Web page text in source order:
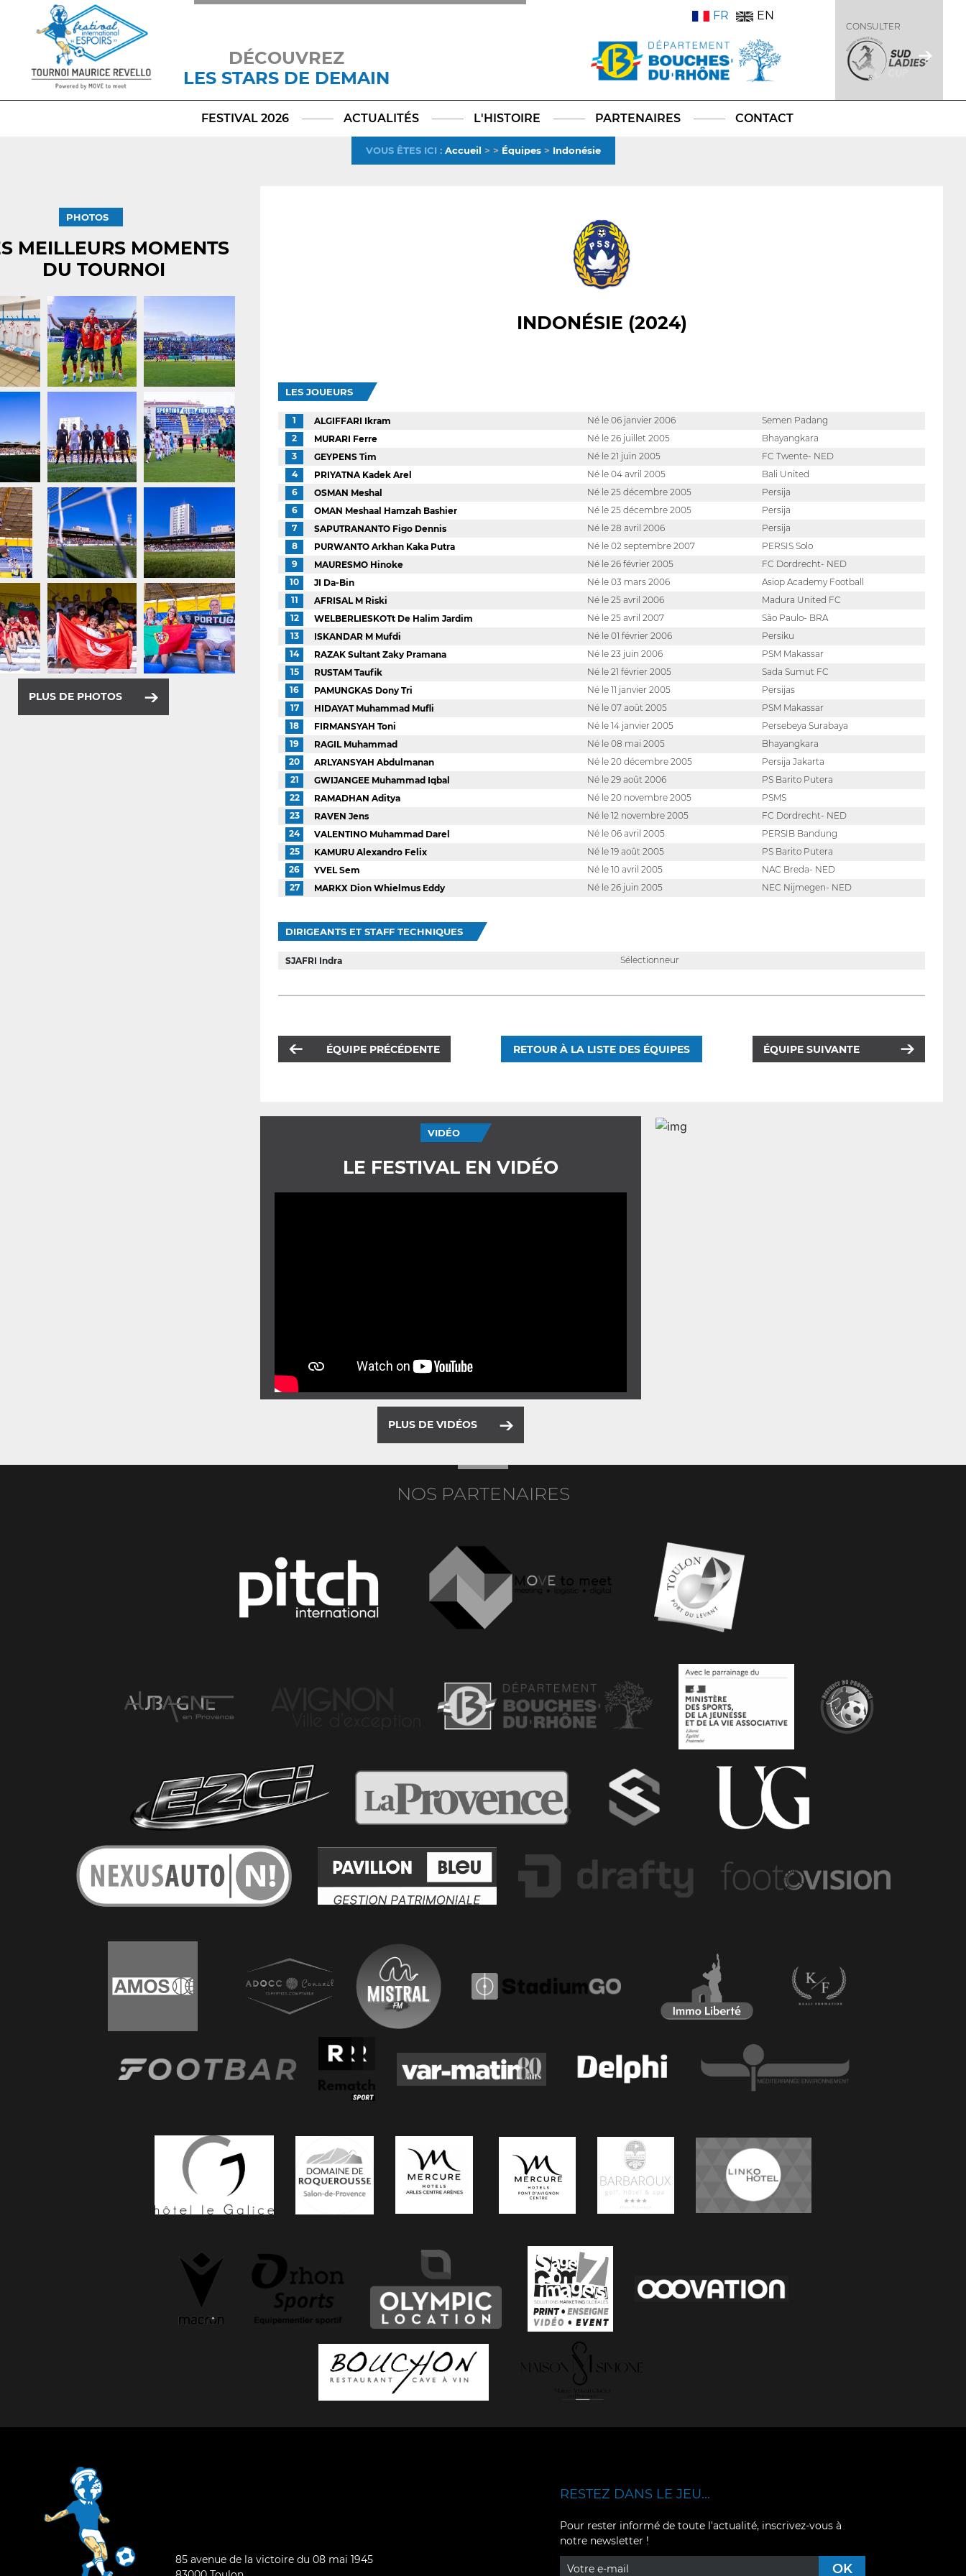
DÉCOUVREZ
LES STARS DE DEMAIN
TikTokLinkedIn
X
FR EN
CONSULTER
FESTIVAL 2026 ACTUALITÉS L'HISTOIRE PARTENAIRES CONTACT
VOUS ÊTES ICI : Accueil > > Équipes> Indonésie
PHOTOS
MEILLEURS MOMENTS
DU TOURNOI
PLUS DE PHOTOS
INDONÉSIE (2024)
LES JOUEURS
1 ALGIFFARI Ikram Né le 06 janvier 2006
Semen Padang
2
MURARI Ferre Né le 26 juillet 2005
Bhayangkara
3
GEYPENS Tim Né le 21 juin 2005
FC Twente- NED
4
PRIYATNA Kadek Arel Né le 04 avril 2005
Bali United
6
OSMAN Meshal Né le 25 décembre 2005
Persija
6
OMAN Meshaal Hamzah Bashier Né le 25 décembre 2005
Persija
7
SAPUTRANANTO Figo Dennis Né le 28 avril 2006
Persija
8
PURWANTO Arkhan Kaka Putra Né le 02 septembre 2007
PERSIS Solo
9
MAURESMO Hinoke Né le 26 février 2005
FC Dordrecht- NED
10
JI Da-Bin Né le 03 mars 2006
Asiop Academy Football
11
AFRISAL M Riski Né le 25 avril 2006
Madura United FC
12
WELBERLIESKOTt De Halim Jardim Né le 25 avril 2007
São Paulo- BRA
13
ISKANDAR M Mufdi Né le 01 février 2006
Persiku
14
RAZAK Sultant Zaky Pramana Né le 23 juin 2006
PSM Makassar
15
RUSTAM Taufik Né le 21 février 2005
Sada Sumut FC
16
PAMUNGKAS Dony Tri Né le 11 janvier 2005
Persijas
17
HIDAYAT Muhammad Mufli Né le 07 août 2005
PSM Makassar
18
FIRMANSYAH Toni Né le 14 janvier 2005
Persebeya Surabaya
19
RAGIL Muhammad Né le 08 mai 2005
Bhayangkara
20
ARLYANSYAH Abdulmanan Né le 20 décembre 2005
Persija Jakarta
21
GWIJANGEE Muhammad Iqbal Né le 29 août 2006
PS Barito Putera
22
RAMADHAN Aditya Né le 20 novembre 2005
PSMS
23
RAVEN Jens Né le 12 novembre 2005
FC Dordrecht- NED
24
VALENTINO Muhammad Darel Né le 06 avril 2005
PERSIB Bandung
25
KAMURU Alexandro Felix Né le 19 août 2005
PS Barito Putera
26
YVEL Sem Né le 10 avril 2005
NAC Breda- NED
27
MARKX Dion Whielmus Eddy Né le 26 juin 2005 NEC Nijmegen- NED
DIRIGEANTS ET STAFF TECHNIQUES
SJAFRI Indra Sélectionneur
ÉQUIPE PRÉCÉDENTE RETOUR À LA LISTE DES ÉQUIPES ÉQUIPE SUIVANTE
VIDÉO
LE FESTIVAL EN VIDÉO
PLUS DE VIDÉOS
NOS PARTENAIRES
85 avenue de la victoire du 08 mai 1945
YouTube
RESTEZ DANS LE JEU...
Pour rester informé de toute l'actualité, inscrivez-vous à
notre newsletter !